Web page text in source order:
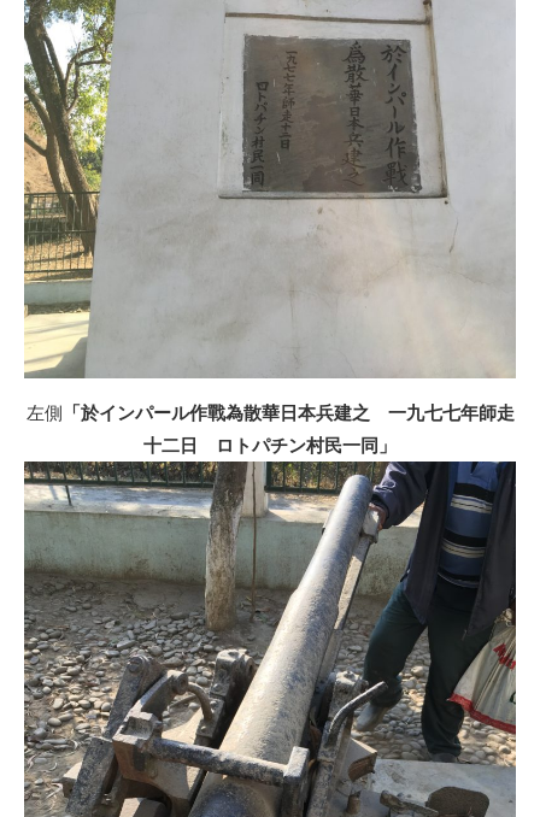
左側 「於インパール作戰為散華日本兵建之 一九七七年師走
十二日 ロトパチン村民一同」